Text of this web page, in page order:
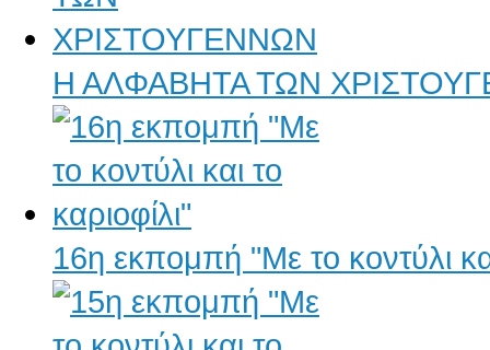
Η ΑΛΦΑΒΗΤΑ ΤΩΝ
16η εκπομπή "Με το κοντύλι